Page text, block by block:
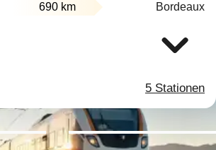
690 km Bordeaux
5 Stationen